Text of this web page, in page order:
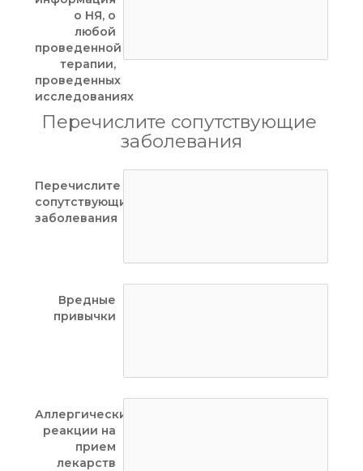
о НЯ, о
любой
проведенной
терапии,
проведенных
исследованиях
Перечислите сопутствующие
заболевания
Перечислите
сопутствующие
заболевания
Вредные
привычки
Аллергические
реакции на
прием
лекарств